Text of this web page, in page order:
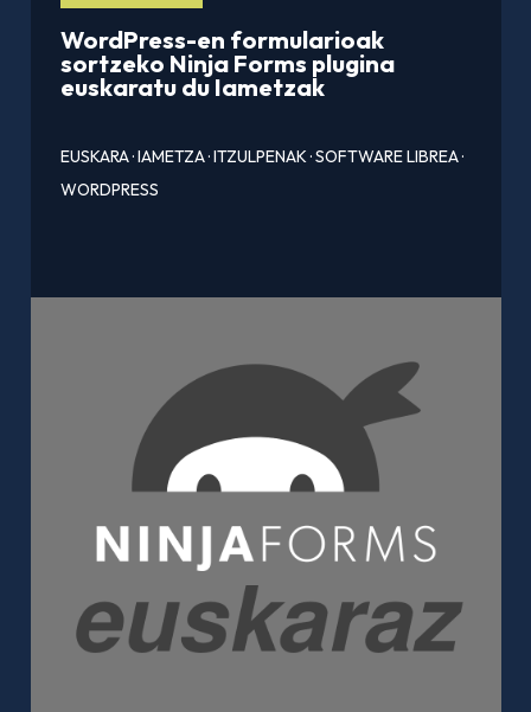
WordPress-en formularioak
sortzeko Ninja Forms plugina
euskaratu du Iametzak
EUSKARA·IAMETZA·ITZULPENAK·SOFTWARE LIBREA·
WORDPRESS